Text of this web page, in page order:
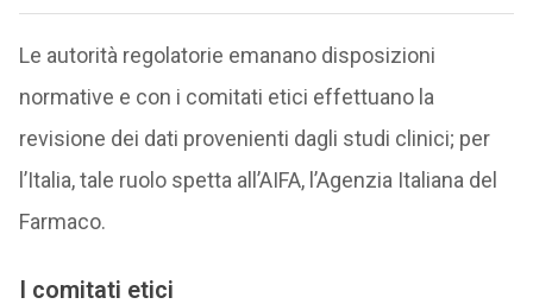
Le autorità regolatorie emanano disposizioni
normative e con i comitati etici effettuano la
revisione dei dati provenienti dagli studi clinici; per
l’Italia, tale ruolo spetta all’AIFA, l’Agenzia Italiana del
Farmaco.
I comitati etici